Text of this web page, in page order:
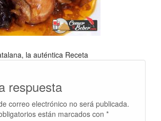
la auténtica Receta
respuesta
correo electrónico no será publicada.
están marcados con *